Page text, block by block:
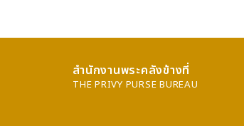
สำนักงานพระคลังข้างที่
THE PRIVY PURSE BUREAU